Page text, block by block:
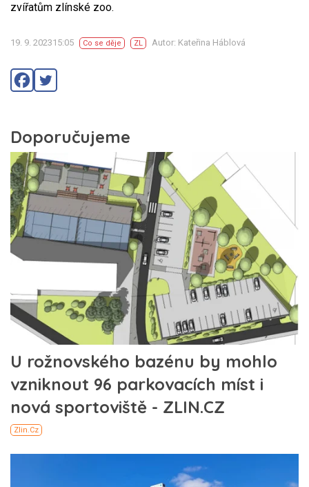
zvířatům zlínské zoo.
19. 9. 202315:05 Co se děje ZL Autor: Kateřina Háblová